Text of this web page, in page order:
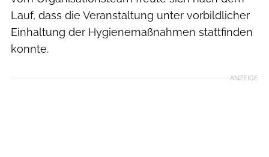
Lauf, dass die Veranstaltung unter vorbildlicher
Einhaltung der Hygienemaßnahmen stattfinden
konnte.
ANZEIGE